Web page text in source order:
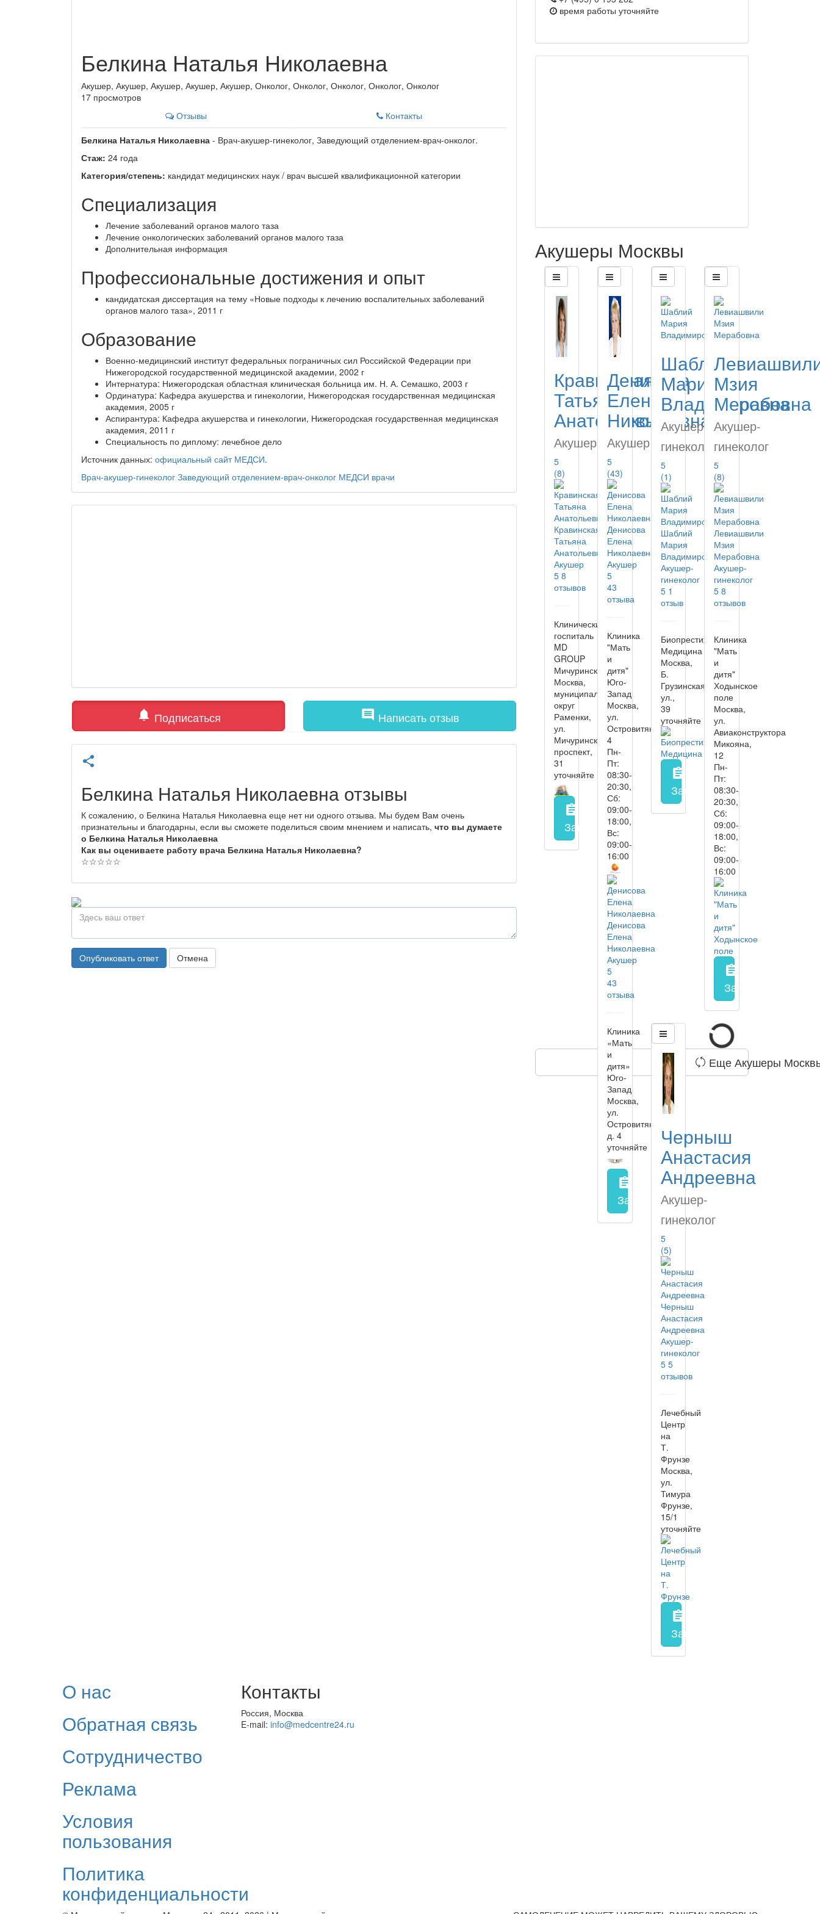
Белкина Наталья Николаевна
Акушер, Акушер, Акушер, Акушер, Акушер, Онколог, Онколог, Онколог, Онколог, Онколог
17 просмотров
Отзывы
Контакты
Белкина Наталья Николаевна - Врач-акушер-гинеколог, Заведующий отделением-врач-онколог.
Стаж: 24 года
Категория/степень: кандидат медицинских наук / врач высшей квалификационной категории
Специализация
Лечение заболеваний органов малого таза
Лечение онкологических заболеваний органов малого таза
Дополнительная информация
Профессиональные достижения и опыт
кандидатская диссертация на тему «Новые подходы к лечению воспалительных заболеваний
органов малого таза», 2011 г
Образование
Военно-медицинский институт федеральных пограничных сил Российской Федерации при
Нижегородской государственной медицинской академии, 2002 г
Интернатура: Нижегородская областная клиническая больница им. Н. А. Семашко, 2003 г
Ординатура: Кафедра акушерства и гинекологии, Нижегородская государственная медицинская
академия, 2005 г
Аспирантура: Кафедра акушерства и гинекологии, Нижегородская государственная медицинская
академия, 2011 г
Специальность по диплому: лечебное дело
Источник данных: официальный сайт МЕДСИ.
Врач-акушер-гинеколог Заведующий отделением-врач-онколог МЕДСИ врачи
notifications Подписаться comment Написать отзыв
share
Белкина Наталья Николаевна отзывы
К сожалению, о Белкина Наталья Николаевна еще нет ни одного отзыва. Мы будем Вам очень
признательны и благодарны, если вы сможете поделиться своим мнением и написать, что вы думаете
о Белкина Наталья Николаевна
Как вы оцениваете работу врача Белкина Наталья Николаевна?
☆☆☆☆☆
Опубликовать ответ Отмена
время работы уточняйте
Акушеры Москвы
Кравинская
Татьяна
Анатольевна
Акушер
5
(8)
Кравинская
Татьяна
Анатольевна
Акушер
5 8
отзывов
Клинический
госпиталь
MD
GROUP
Мичуринский
Москва,
муниципальный
округ
Раменки,
ул.
Мичуринский
проспект,
31
уточняйте
assignment
Запись на прием заполнить форму онлайн
Денисова
Елена
Николаевна
Акушер
5
(43)
Денисова
Елена
Николаевна
Акушер
5
43
отзыва
Клиника
"Мать
и
дитя"
Юго-
Запад
Москва,
ул.
Островитянова,
4
Пн-
Пт:
08:30-
20:30,
Сб:
09:00-
18:00,
Вс:
09:00-
16:00
Денисова
Елена
Николаевна
Акушер
5
43
отзыва
Клиника
«Мать
и
дитя»
Юго-
Запад
Москва,
ул.
Островитянова,
д. 4
уточняйте
assignment
Запись на приемзаполнить форму
Шаблий
Мария
Владимировна
Акушер-
гинеколог
5
(1)
Шаблий
Мария
Владимировна
Акушер-
гинеколог
5 1
отзыв
Биопрестиж
Медицина
Москва,
Б.
Грузинская
ул.,
39
уточняйте
assignment
Запись на прием
Мзия
Мерабовна
Акушер-
гинеколог
5
(8)
Левиашвили
Мзия
Мерабовна
Акушер-
гинеколог
5 8
отзывов
Клиника
"Мать
и
дитя"
Ходынское
поле
Москва,
ул.
Авиаконструктора
Микояна,
12
Пн-
Пт:
08:30-
20:30,
Сб:
09:00-
18:00,
Вс:
09:00-
16:00
assignment
Запись на прием
Черныш
Анастасия
Андреевна
Акушер-
гинеколог
5
(5)
Черныш
Анастасия
Андреевна
Акушер-
гинеколог
5 5
отзывов
Лечебный
Центр
на
Т.
Фрунзе
Москва,
ул.
Тимура
Фрунзе,
15/1
уточняйте
assignment
Запись на прием
Еще Акушеры
О нас
Обратная связь
Сотрудничество
Реклама
Условия
пользования
Политика
конфиденциальности
Контакты
Россия, Москва
E-mail: info@medcentre24.ru